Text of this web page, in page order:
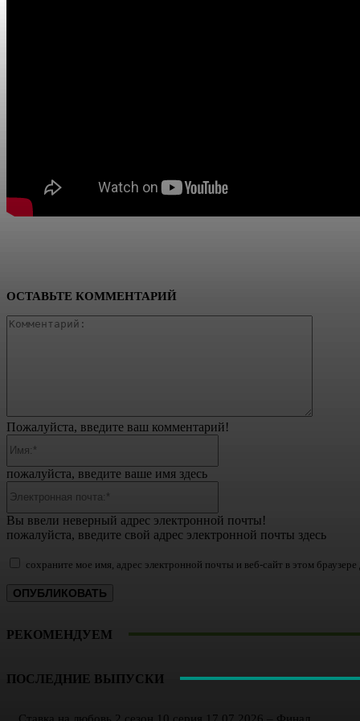
ОСТАВЬТЕ КОММЕНТАРИЙ
Пожалуйста, введите ваш комментарий!
пожалуйста, введите ваше имя здесь
Вы ввели неверный адрес электронной почты!
пожалуйста, введите свой адрес электронной почты здесь
сохраните мое имя, адрес электронной почты и веб-сайт в этом
РЕКОМЕНДУЕМ
ПОСЛЕДНИЕ ВЫПУСКИ
Ставка на любовь 2 сезон 10 серия 17.07.2026 – Финал